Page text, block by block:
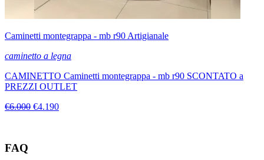
Caminetti montegrappa - mb r90 Artigianale
caminetto a legna
CAMINETTO Caminetti montegrappa - mb r90 SCONTATO a
PREZZI OUTLET
€6.000 €4.190
FAQ